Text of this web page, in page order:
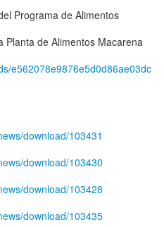
Programa de Alimentos
Planta de Alimentos Macarena
e562078e9876e5d0d86ae03dc
download/103431
download/103430
download/103428
download/103435